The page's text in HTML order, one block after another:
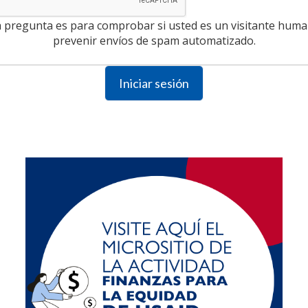
pregunta es para comprobar si usted es un visitante
prevenir envíos de spam automatizado.
Iniciar sesión